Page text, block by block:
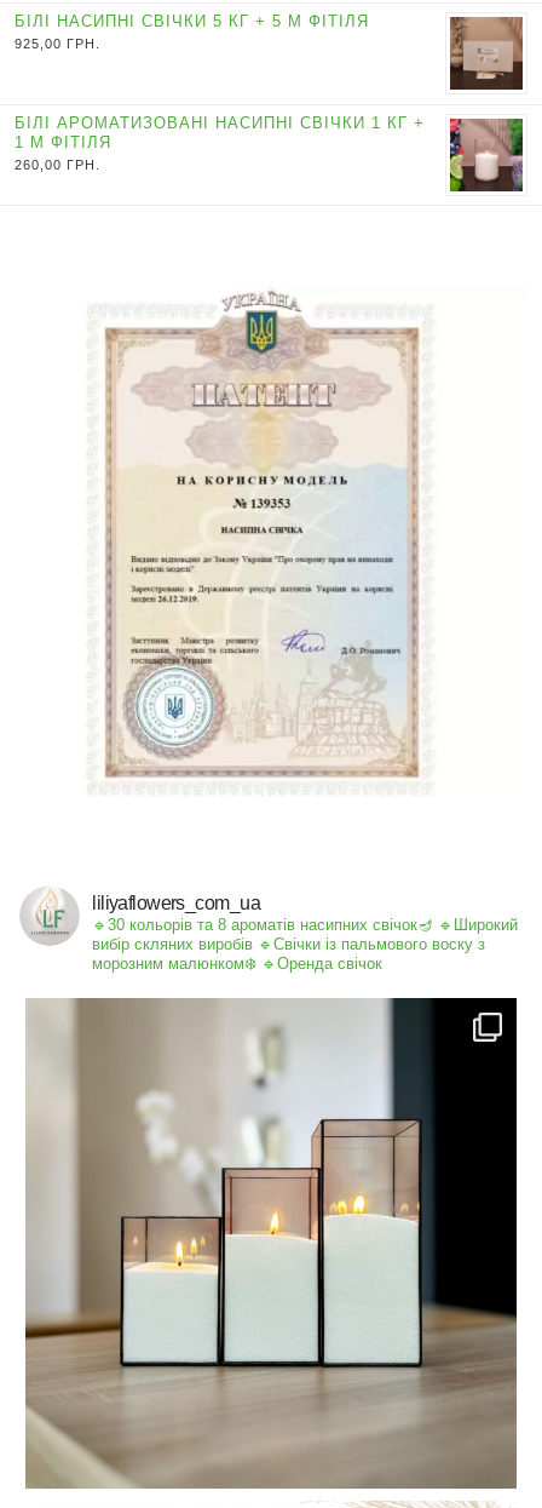
БІЛІ НАСИПНІ СВІЧКИ 5 КГ + 5 М ФІТІЛЯ
925,00 ГРН.
БІЛІ АРОМАТИЗОВАНІ НАСИПНІ СВІЧКИ 1 КГ +
1 М ФІТІЛЯ
260,00 ГРН.
liliyaflowers_com_ua
🔹30 кольорів та 8 ароматів насипних свічок🪔 🔹Широкий
вибір скляних виробів 🔹Свічки із пальмового воску з
морозним малюнком❄️ 🔹Оренда свічок